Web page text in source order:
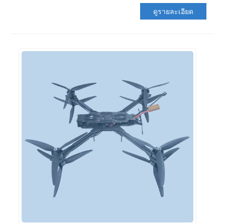
ดูรายละเอียด